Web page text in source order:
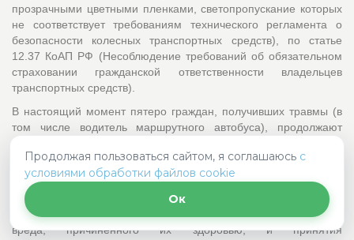
прозрачными цветными пленками, светопропускание которых
не соответствует требованиям технического регламента о
безопасности колесных транспортных средств), по статье
12.37 КоАП РФ (Несоблюдение требований об обязательном
страховании гражданской ответственности владельцев
транспортных средств).
В настоящий момент пятеро граждан, получивших травмы (в
том числе водитель маршрутного автобуса), продолжают
помощь.
Пострадавшие в результате дорожно-транспортного
происшествия направлены на прохождение судебно-
медицинских экспертиз для установления степени тяжести
вреда, причиненного их здоровью, и принятия
Продолжая пользоваться сайтом, я соглашаюсь с
условиями обработки файлов cookie
Ок